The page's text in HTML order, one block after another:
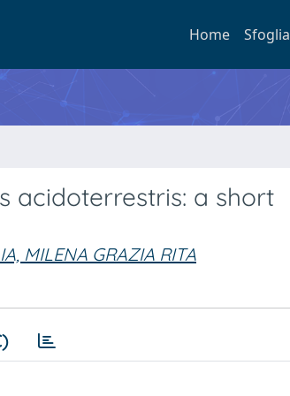
Home Sfoglia
acidoterrestris: a short
MILENA GRAZIA RITA